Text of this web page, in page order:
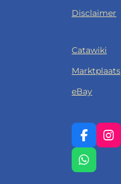
Disclaimer
Catawiki
Marktplaats
eBay
F
A
C
E
I
N
W
H